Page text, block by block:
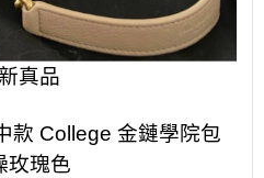
真品
款 College 金鏈學院包
玫瑰色